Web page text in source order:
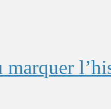
marquer